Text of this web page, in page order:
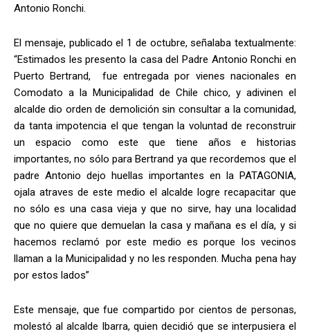
Antonio Ronchi.
El mensaje, publicado el 1 de octubre, señalaba textualmente:
“Estimados les presento la casa del Padre Antonio Ronchi en
Puerto Bertrand, fue entregada por vienes nacionales en
Comodato a la Municipalidad de Chile chico, y adivinen el
alcalde dio orden de demolición sin consultar a la comunidad,
da tanta impotencia el que tengan la voluntad de reconstruir
un espacio como este que tiene años e historias
importantes, no sólo para Bertrand ya que recordemos que el
padre Antonio dejo huellas importantes en la PATAGONIA,
ojala atraves de este medio el alcalde logre recapacitar que
no sólo es una casa vieja y que no sirve, hay una localidad
que no quiere que demuelan la casa y mañana es el día, y si
hacemos reclamó por este medio es porque los vecinos
llaman a la Municipalidad y no les responden. Mucha pena hay
por estos lados”
Este mensaje, que fue compartido por cientos de personas,
molestó al alcalde Ibarra, quien decidió que se interpusiera el